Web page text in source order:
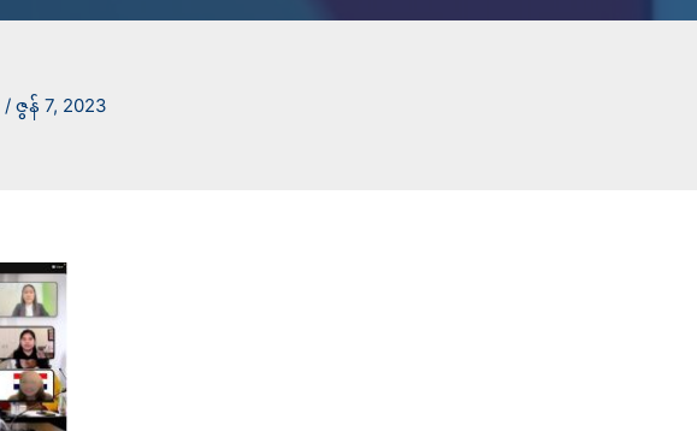
/ ဇွန် 7, 2023